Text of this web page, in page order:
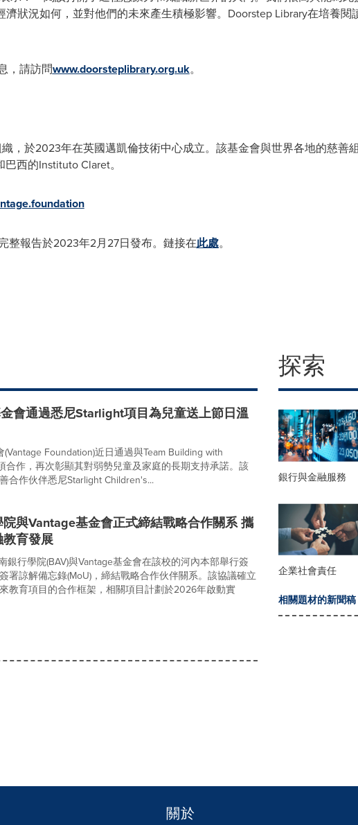
狀況如何，並對他們的未來產生積極影響。Doorstep Library在培養閱
，請訪問www.doorsteplibrary.org.uk。
，於2023年在英國邁凱倫技術中心成立。該基金會與世界各地的慈善
西的Instituto Claret。
整報告於2023年2月27日發布。鏈接在此處。
會通過悉尼Starlight項目為兒童送上節日溫
(Vantage Foundation)近日通過與Team Building with
合作，再次彰顯其對弱勢兒童及家庭的長期支持承諾。該
合作伙伴悉尼Starlight Children's...
與Vantage基金會正式締結戰略合作關系 攜
育發展
銀行學院(BAV)與Vantage基金會在該校的河內本部舉行簽
署諒解備忘錄(MoU)，締結戰略合作伙伴關系。該協議確立
教育項目的合作框架，相關項目計劃於2026年啟動實
探索
銀行與金融服務
企業社會責任
相關題材的新聞稿
關於